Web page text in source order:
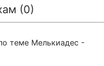
(0)
теме Мелькиадес -